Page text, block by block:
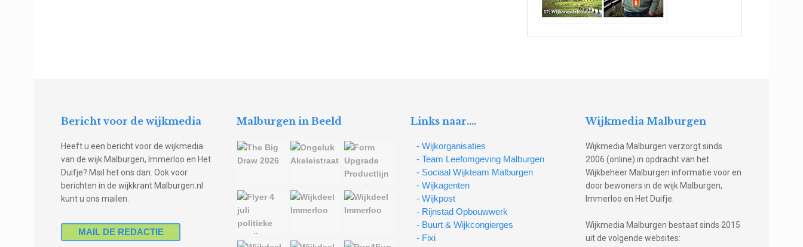
Bericht voor de wijkmedia
Heeft u een bericht voor de wijkmedia
van de wijk Malburgen, Immerloo en Het
Duifje? Mail het ons dan. Ook voor
berichten in de wijkkrant Malburgen.nl
kunt u ons mailen.
MAIL DE REDACTIE
Malburgen in Beeld Links naar….
- Wijkorganisaties
- Team Leefomgeving Malburgen
- Sociaal Wijkteam Malburgen
- Wijkagenten
- Wijkpost
- Rijnstad Opbouwwerk
- Buurt & Wijkcongierges
- Fixi
Wijkmedia Malburgen
Wijkmedia Malburgen verzorgt sinds
2006 (online) in opdracht van het
Wijkbeheer Malburgen informatie voor en
door bewoners in de wijk Malburgen,
Immerloo en Het Duifje.
Wijkmedia Malburgen bestaat sinds 2015
uit de volgende websites: